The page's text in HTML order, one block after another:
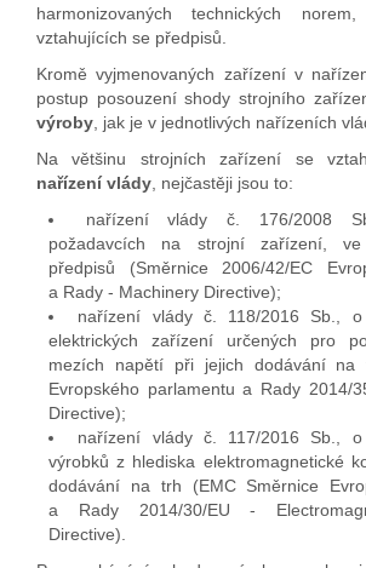
harmonizovaných technických
vztahujících se předpisů.
Kromě vyjmenovaných zařízení v
postup posouzení shody strojního
výroby , jak je v jednotlivých nařízeních
Na většinu strojních zařízení se
nařízení vlády , nejčastěji jsou to:
nařízení vlády č. 176/2008
požadavcích na strojní zařízení,
předpisů (Směrnice 2006/42/EC
a Rady - Machinery Directive);
nařízení vlády č. 118/2016 Sb., o
elektrických zařízení určených pro
mezích napětí při jejich dodávání na
Evropského parlamentu a Rady 2014/
Directive);
nařízení vlády č. 117/2016 Sb., o
výrobků z hlediska elektromagnetické
dodávání na trh (EMC Směrnice
a Rady 2014/30/EU -
Directive).